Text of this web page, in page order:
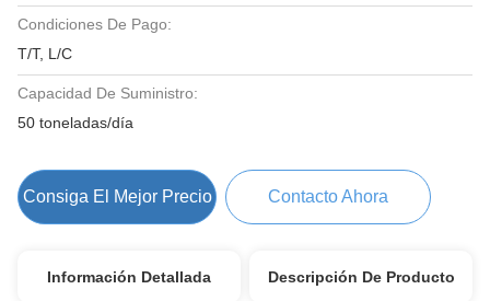
Condiciones De Pago:
T/T, L/C
Capacidad De Suministro:
50 toneladas/día
Consiga El Mejor Precio Contacto Ahora
Información Detallada Descripción De Producto